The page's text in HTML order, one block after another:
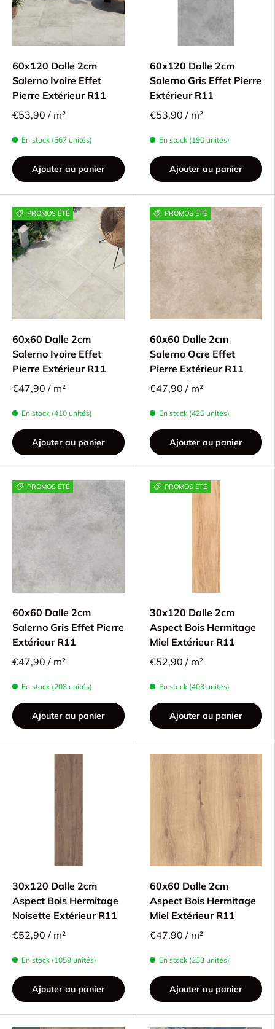
60x120 Dalle 2cm
Salerno Ivoire Effet
Pierre Extérieur R11
€53,90 / m²
En stock (567 unités)
Ajouter au panier
60x120 Dalle 2cm
Salerno Gris Effet Pierre
Extérieur R11
€53,90 / m²
En stock (190 unités)
Ajouter au panier
PROMOS ÉTÉ
60x60 Dalle 2cm
Salerno Ivoire Effet
Pierre Extérieur R11
€47,90 / m²
En stock (410 unités)
Ajouter au panier
PROMOS ÉTÉ
60x60 Dalle 2cm
Salerno Ocre Effet
Pierre Extérieur R11
€47,90 / m²
En stock (425 unités)
Ajouter au panier
PROMOS ÉTÉ
60x60 Dalle 2cm
Salerno Gris Effet Pierre
Extérieur R11
€47,90 / m²
En stock (208 unités)
Ajouter au panier
PROMOS ÉTÉ
30x120 Dalle 2cm
Aspect Bois Hermitage
Miel Extérieur R11
€52,90 / m²
En stock (403 unités)
Ajouter au panier
30x120 Dalle 2cm
Aspect Bois Hermitage
Noisette Extérieur R11
€52,90 / m²
En stock (1059 unités)
Ajouter au panier
60x60 Dalle 2cm
Aspect Bois Hermitage
Miel Extérieur R11
€47,90 / m²
En stock (233 unités)
Ajouter au panier